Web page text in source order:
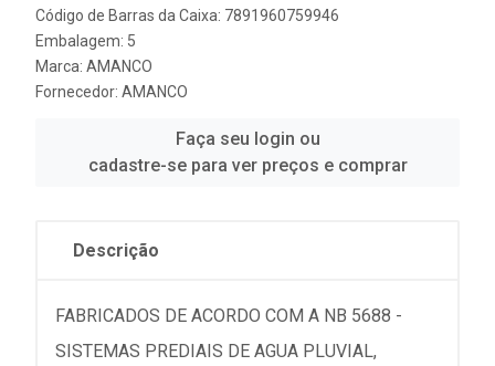
Código de Barras da Caixa: 7891960759946
Embalagem: 5
Marca: AMANCO
Fornecedor: AMANCO
Faça seu login ou
cadastre-se para ver preços e comprar
Descrição
FABRICADOS DE ACORDO COM A NB 5688 -
SISTEMAS PREDIAIS DE AGUA PLUVIAL,